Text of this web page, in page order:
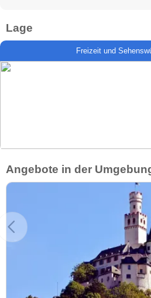
Lage
Freizeit und
Angebote in der